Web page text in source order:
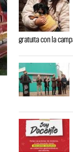
gratuita con la